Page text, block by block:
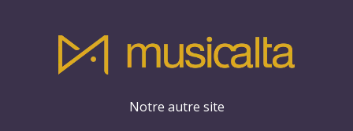
Notre autre site